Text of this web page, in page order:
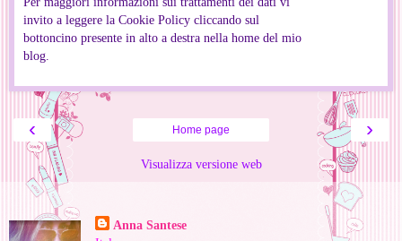
invito a leggere la Cookie Policy cliccando sul
bottoncino presente in alto a destra nella home del mio
blog.
‹ ›
Home page
Visualizza versione web
Informazioni personali
Anna Santese